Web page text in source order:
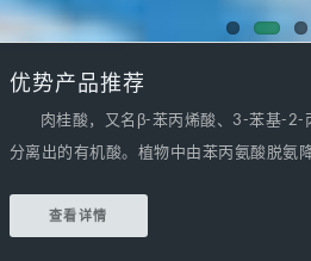
优势产品推荐
肉桂酸，又名β-苯丙烯酸、3-苯基-2-
分离出的有机酸。植物中由苯丙氨酸脱氨
查看详情